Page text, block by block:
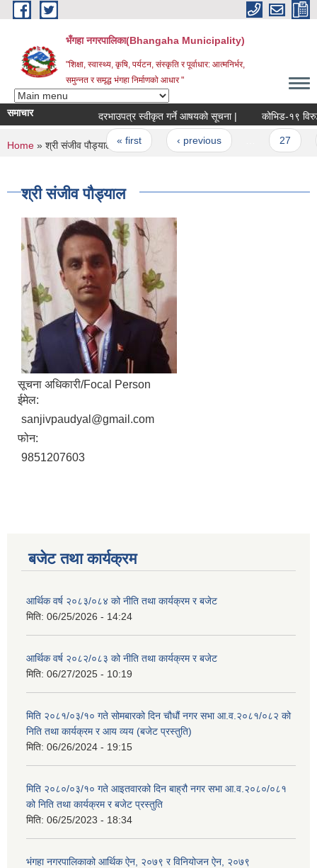
Skip to main content
भँगहा नगरपालिका(Bhangaha Municipality)
"शिक्षा, स्वास्थ्य, कृषि, पर्यटन, संस्कृति र पूर्वाधार: आत्मनिर्भर,
समुन्नत र समृद्ध भंगहा निर्माणको आधार "
समाचार दरभाउपत्र स्वीकृत गर्ने आषयको सूचना | कोभिड-१९
Pages
« first ‹ previous
You are here
Home » श्री संजीव पौड्याल
श्री संजीव पौड्याल
सूचना अधिकारी/Focal Person
ईमेल:
sanjivpaudyal@gmail.com
फोन:
9851207603
बजेट तथा कार्यक्रम
आर्थिक वर्ष २०८३/०८४ को नीति तथा कार्यक्रम र बजेट
मिति: 06/25/2026 - 14:24
आर्थिक वर्ष २०८२/०८३ को नीति तथा कार्यक्रम र बजेट
मिति: 06/27/2025 - 10:19
मिति २०८१/०३/१० गते सोमबारको दिन चौधौं नगर सभा आ.व.२०८१/०८२ को
निति तथा कार्यक्रम र आय व्यय (बजेट प्रस्तुति)
मिति: 06/26/2024 - 19:15
मिति २०८०/०३/१० गते आइतवारको दिन बाह्रौ नगर सभा आ.व.२०८०/०८१
को निति तथा कार्यक्रम र बजेट प्रस्तुति
मिति: 06/25/2023 - 18:34
भंगहा नगरपालिकाको आर्थिक ऐन, २०७९ र विनियोजन ऐन, २०७९